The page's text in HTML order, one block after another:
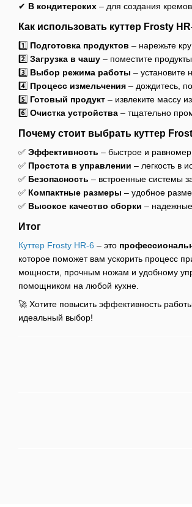
✔ В кондитерских – для создания
Как использовать куттер Frosty
1️⃣ Подготовка продуктов – нарежьте
2️⃣ Загрузка в чашу – поместите
3️⃣ Выбор режима работы – установите
4️⃣ Процесс измельчения – дождитесь,
5️⃣ Готовый продукт – извлеките массу
6️⃣ Очистка устройства – тщательно
Почему стоит выбрать куттер
✅ Эффективность – быстрое и
✅ Простота в управлении – легкость в
✅ Безопасность – встроенные системы
✅ Компактные размеры – удобное
✅ Высокое качество сборки –
Итог
Куттер Frosty HR-6 – это
которое поможет вам ускорить процесс
мощности, прочным ножам и удобному
помощником на любой кухне.
🚀 Хотите повысить эффективность
идеальный выбор!